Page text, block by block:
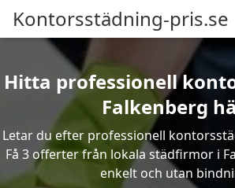
Kontorsstädning-pris.se
Hitta professionell
Falkenberg
Letar du efter professionell
Få 3 offerter från lokala städfirmor i
enkelt och utan